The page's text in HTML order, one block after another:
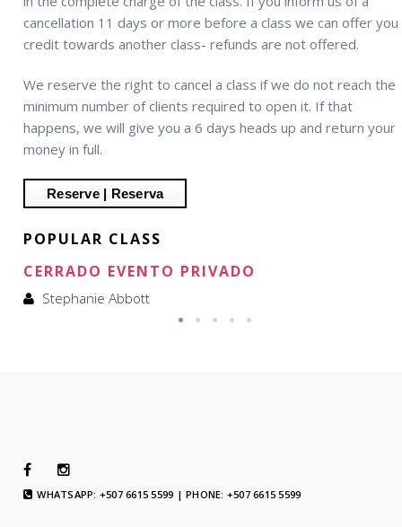
cancellation 11 days or more before a class we can offer you
credit towards another class- refunds are not offered.
We reserve the right to cancel a class if we do not reach the
minimum number of clients required to open it. If that
happens, we will give you a 6 days heads up and return your
money in full.
POPULAR CLASS
CERRADO EVENTO PRIVADO
Stephanie Abbott
WHATSAPP: +507 6615 5599 | PHONE: +507 6615 5599